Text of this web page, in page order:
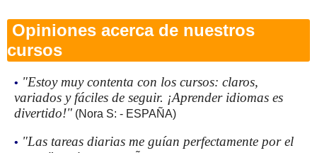
Opiniones acerca de nuestros
cursos
• "Estoy muy contenta con los cursos: claros,
variados y fáciles de seguir. ¡Aprender idiomas es
divertido!" (Nora S: - ESPAÑA)
• "Las tareas diarias me guían perfectamente por el